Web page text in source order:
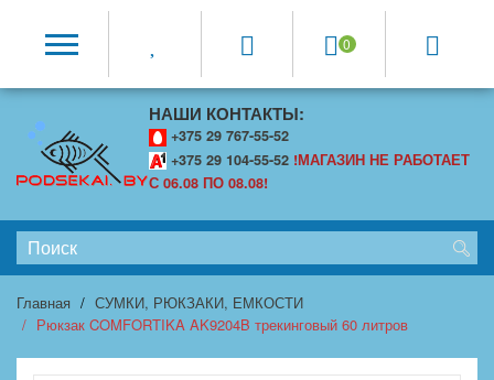
0
НАШИ КОНТАКТЫ:
+375 29 767-55-52
+375 29 104-55-52 !МАГАЗИН НЕ РАБОТАЕТ
С 06.08 ПО 08.08!
Главная
СУМКИ, РЮКЗАКИ, ЕМКОСТИ
Рюкзак COMFORTIKA AK9204B трекинговый 60 литров